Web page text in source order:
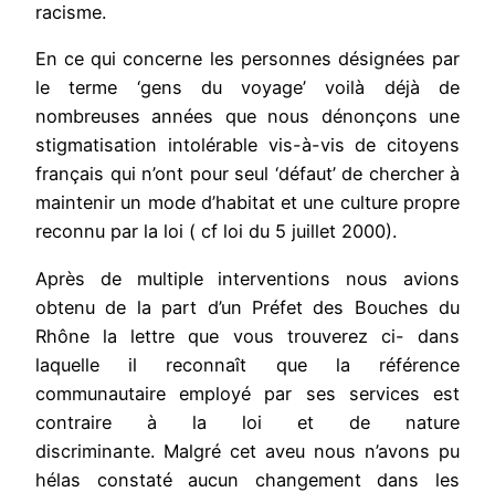
racisme.
En ce qui concerne les personnes désignées par
le terme ‘gens du voyage’ voilà déjà de
nombreuses années que nous dénonçons une
stigmatisation intolérable vis-à-vis de citoyens
français qui n’ont pour seul ‘défaut’ de chercher à
maintenir un mode d’habitat et une culture propre
reconnu par la loi ( cf loi du 5 juillet 2000).
Après de multiple interventions nous avions
obtenu de la part d’un Préfet des Bouches du
Rhône la lettre que vous trouverez ci- dans
laquelle il reconnaît que la référence
communautaire employé par ses services est
contraire à la loi et de nature
discriminante. Malgré cet aveu nous n’avons pu
hélas constaté aucun changement dans les